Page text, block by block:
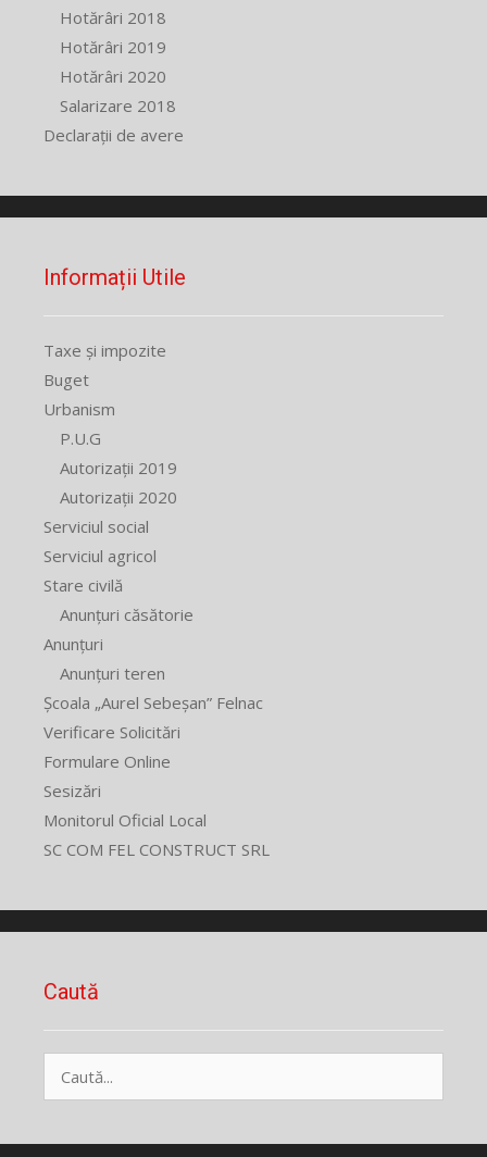
Hotărâri 2018
Hotărâri 2019
Hotărâri 2020
Salarizare 2018
Declarații de avere
Informații Utile
Taxe și impozite
Buget
Urbanism
P.U.G
Autorizații 2019
Autorizații 2020
Serviciul social
Serviciul agricol
Stare civilă
Anunțuri căsătorie
Anunțuri
Anunțuri teren
Școala „Aurel Sebeșan” Felnac
Verificare Solicitări
Formulare Online
Sesizări
Monitorul Oficial Local
SC COM FEL CONSTRUCT SRL
Caută
după: